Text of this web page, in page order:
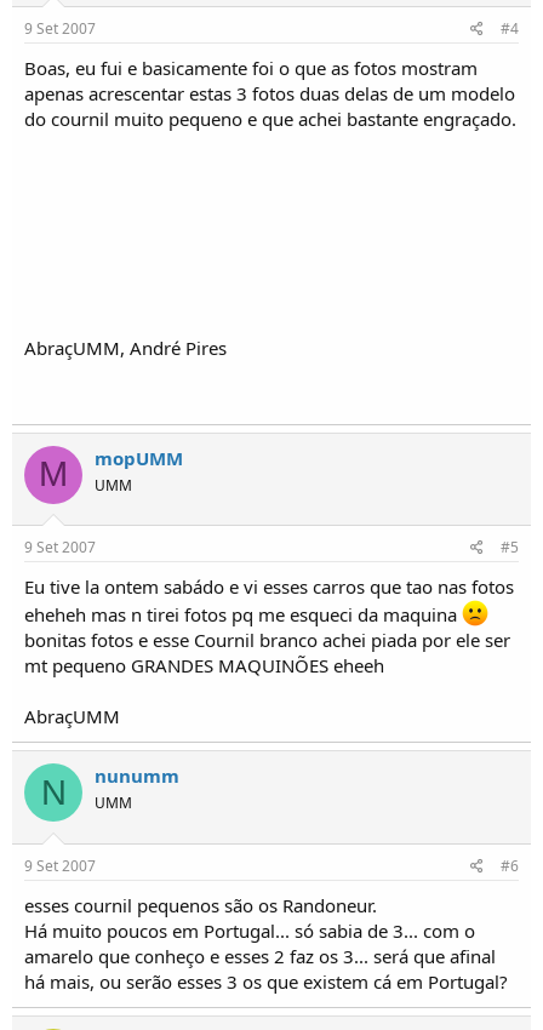
9 Set 2007 #4
Boas, eu fui e basicamente foi o que as fotos mostram
apenas acrescentar estas 3 fotos duas delas de um modelo
do cournil muito pequeno e que achei bastante engraçado.
AbraçUMM, André Pires
M mopUMM
UMM
9 Set 2007 #5
Eu tive la ontem sabádo e vi esses carros que tao nas fotos
eheheh mas n tirei fotos pq me esqueci da maquina
bonitas fotos e esse Cournil branco achei piada por ele ser
mt pequeno GRANDES MAQUINÕES eheeh
AbraçUMM
N nunumm
UMM
9 Set 2007 #6
esses cournil pequenos são os Randoneur.
Há muito poucos em Portugal... só sabia de 3... com o
amarelo que conheço e esses 2 faz os 3... será que afinal
há mais, ou serão esses 3 os que existem cá em Portugal?